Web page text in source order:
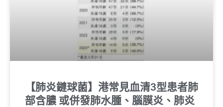
【肺炎鏈球菌】港常見血清3型患者肺
部含膿 或併發肺水腫、腦膜炎、肺炎